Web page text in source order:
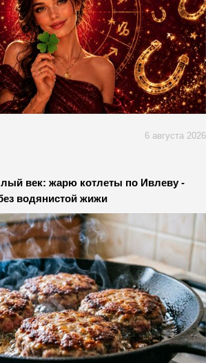
6 августа 2026
век: жарю котлеты по Ивлеву -
водянистой жижи